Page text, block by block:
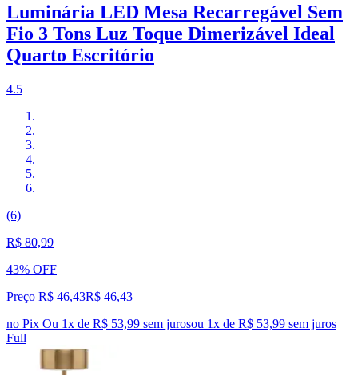
Luminária LED Mesa Recarregável Sem
Fio 3 Tons Luz Toque Dimerizável Ideal
Quarto Escritório
4.5
(6)
R$ 80,99
43% OFF
Preço R$ 46,43R$ 46,43
no Pix Ou 1x de R$ 53,99 sem jurosou 1x de R$ 53,99 sem juros
Full